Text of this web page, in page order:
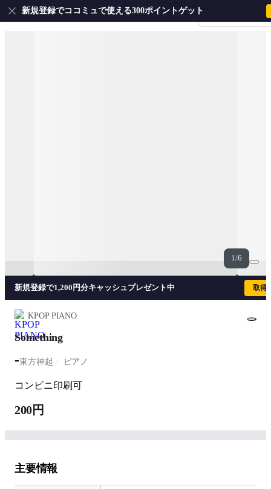
会員登録・ログイ
新規登録でココミュで使える300ポイントゲット
1/6
新規登録で1,200円分キャッシュプレゼント中 取得
KPOP PIANO
Something
-東方神起 ピアノ
コンビニ印刷可
200円
主要情報